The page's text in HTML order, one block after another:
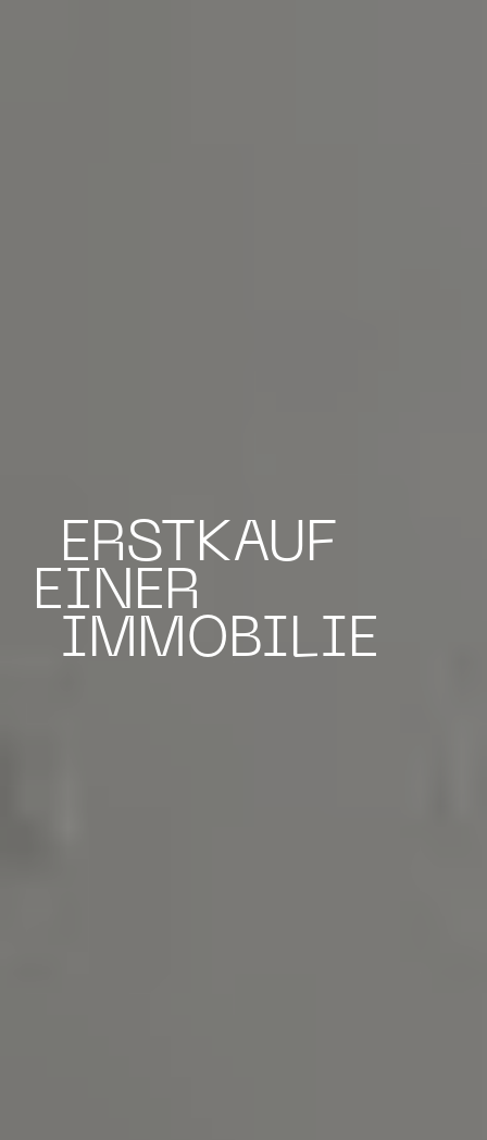
ERSTKAUF
EINER
IMMOBILIE